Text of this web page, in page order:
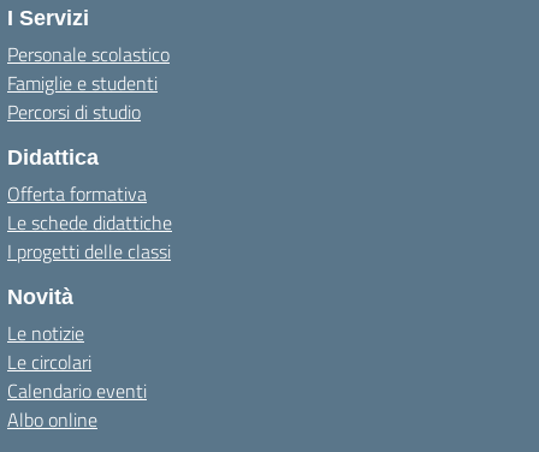
I Servizi
Personale scolastico
Famiglie e studenti
Percorsi di studio
Didattica
Offerta formativa
Le schede didattiche
I progetti delle classi
Novità
Le notizie
Le circolari
Calendario eventi
Albo online